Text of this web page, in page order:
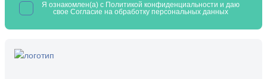
Я ознакомлен(а) с Политикой конфиденциальности и даю
свое Согласие на обработку персональных данных